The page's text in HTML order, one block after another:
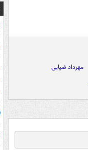
مهرداد ضیایی